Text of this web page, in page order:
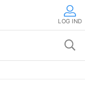
LOG IND